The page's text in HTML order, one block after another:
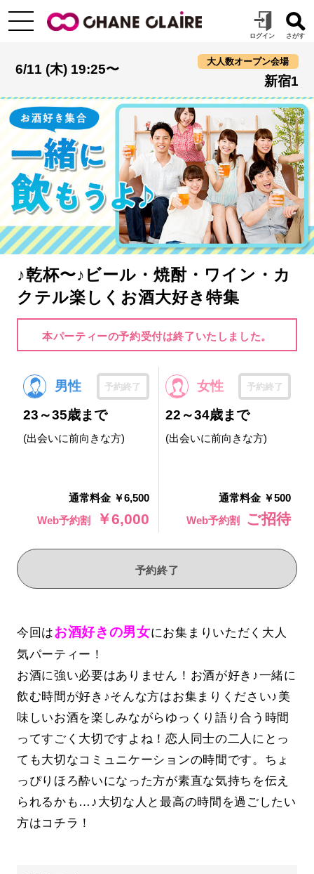
6/11 (木) 19:25〜
大人数オープン会場
新宿1
♪乾杯〜♪ビール・焼酎・ワイン・カ
クテル楽しくお酒大好き特集
本パーティーの予約受付は終了いたしました。
男性 予約終了
23～35歳まで
(出会いに前向きな方)
通常料金 ￥6,500
Web予約割
￥6,000
女性 予約終了
22～34歳まで
(出会いに前向きな方)
通常料金 ￥500
Web予約割
ご招待
予約終了
今回はお酒好きの男女にお集まりいただく大人
気パーティー！
お酒に強い必要はありません！お酒が好き♪一緒に
飲む時間が好き♪そんな方はお集まりください♪美
味しいお酒を楽しみながらゆっくり語り合う時間
ってすごく大切ですよね！恋人同士の二人にとっ
ても大切なコミュニケーションの時間です。ちょ
っぴりほろ酔いになった方が素直な気持ちを伝え
られるかも…♪大切な人と最高の時間を過ごしたい
方はコチラ！